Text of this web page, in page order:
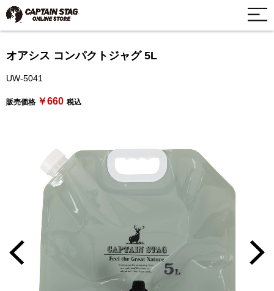
オアシス コンパクトジャグ 5L
UW-5041
販売価格 ￥660 税込